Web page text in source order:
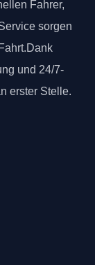
Fahrer,
sorgen
und 24/7-
erster Stelle.